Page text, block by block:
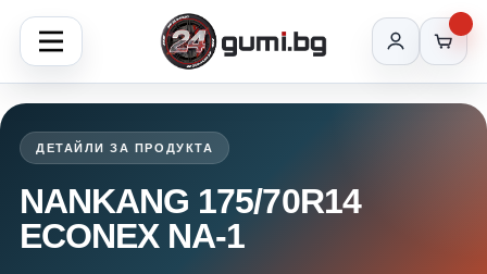
ДЕТАЙЛИ ЗА ПРОДУКТА
NANKANG 175/70R14
ECONEX NA-1